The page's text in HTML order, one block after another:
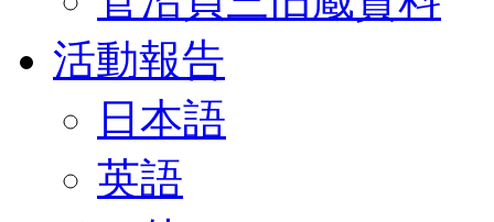
活動報告
日本語
英語